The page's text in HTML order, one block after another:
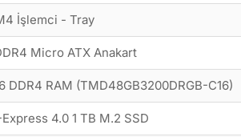
İşlemci - Tray
Micro ATX Anakart
DDR4 RAM (TMD48GB3200DRGB-C16)
4.0 1 TB M.2 SSD